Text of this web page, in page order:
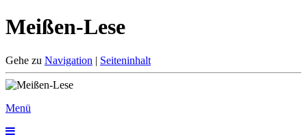
Meißen-Lese
Gehe zu Navigation | Seiteninhalt
Menü